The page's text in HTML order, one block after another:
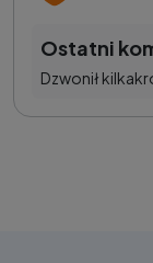
Ostatni
Dzwonił